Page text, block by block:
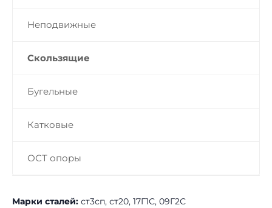
Неподвижные
Скользящие
Бугельные
Катковые
ОСТ опоры
Марки сталей: ст3сп, ст20, 17Г1С, 09Г2С